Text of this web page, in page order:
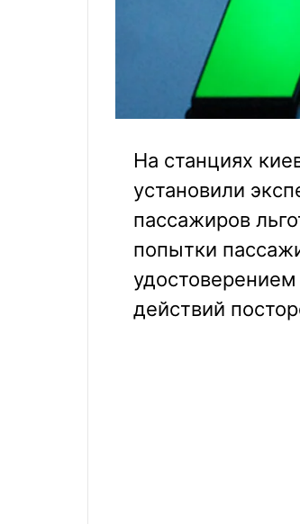
На станциях
установили
пассажиров
попытки
удостоверением
действий